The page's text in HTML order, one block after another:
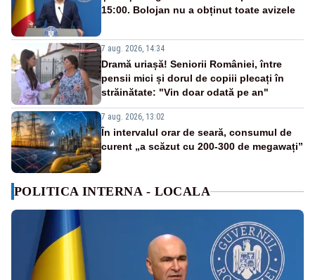
15:00. Bolojan nu a obținut toate avizele
7 aug. 2026, 14:34
Dramă uriașă! Seniorii României, între
pensii mici și dorul de copiii plecați în
străinătate: "Vin doar odată pe an"
7 aug. 2026, 13:02
În intervalul orar de seară, consumul de
curent „a scăzut cu 200-300 de megawați”
POLITICA INTERNA - LOCALA